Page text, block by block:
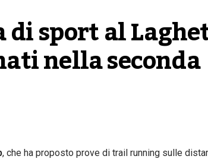
di sport al
nella seconda
, che ha proposto prove di trail running sulle